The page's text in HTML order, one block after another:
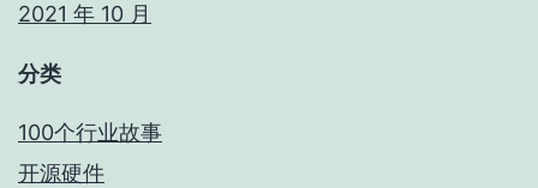
2021 年 10 月
分类
100个行业故事
开源硬件